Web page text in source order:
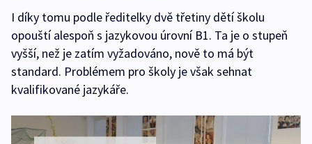
I díky tomu podle ředitelky dvě třetiny dětí školu
opouští alespoň s jazykovou úrovní B1. Ta je o stupeň
vyšší, než je zatím vyžadováno, nově to má být
standard. Problémem pro školy je však sehnat
kvalifikované jazykáře.